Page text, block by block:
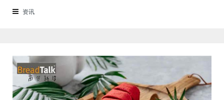
店，在这里就不说名字了。虽然开头说得很好，公司也确实提供了设备和产
资讯